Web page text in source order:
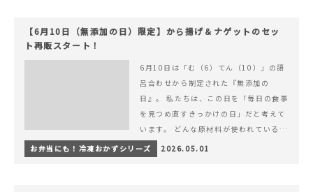
【6月10日（無添加の日）限定】から揚げ＆ナゲットのセッ
ト再販スタート！
6月10日は「む（6）てん（10）」の語
呂合わせから制定された『無添加の
日』。 私たちは、この日を「毎日の食事
を見つめ直すきっかけの日」だと考えて
います。 どんな原材料が使われているの
か。 どのようにつくられているのか。&
hellip; 続きを読む 【6月10日（無添加
お弁当にも！冷凍おかずシリーズ 2026.05.01